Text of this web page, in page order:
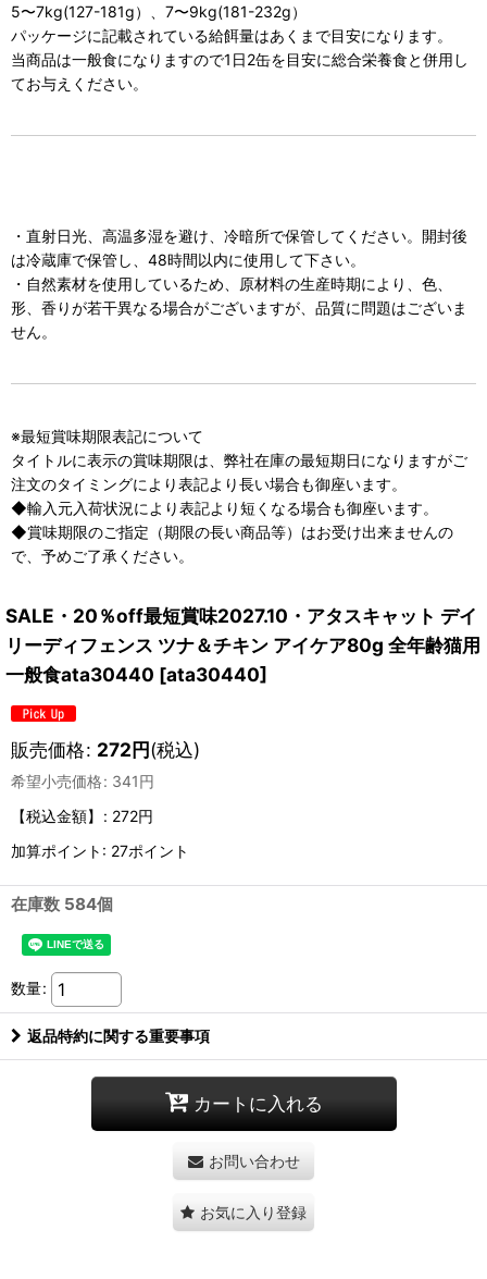
5〜7kg(127-181g）、7〜9kg(181-232g）
パッケージに記載されている給餌量はあくまで目安になります。
当商品は一般食になりますので1日2缶を目安に総合栄養食と併用し
てお与えください。
・直射日光、高温多湿を避け、冷暗所で保管してください。開封後
は冷蔵庫で保管し、48時間以内に使用して下さい。
・自然素材を使用しているため、原材料の生産時期により、色、
形、香りが若干異なる場合がございますが、品質に問題はございま
せん。
※最短賞味期限表記について
タイトルに表示の賞味期限は、弊社在庫の最短期日になりますがご
注文のタイミングにより表記より長い場合も御座います。
◆輸入元入荷状況により表記より短くなる場合も御座います。
◆賞味期限のご指定（期限の長い商品等）はお受け出来ませんの
で、予めご了承ください。
SALE・20％off最短賞味2027.10・アタスキャット デイ
リーディフェンス ツナ＆チキン アイケア80g 全年齢猫用
一般食ata30440 [ata30440]
販売価格: 272円(税込)
希望小売価格: 341円
【税込金額】
: 272円
加算ポイント: 27ポイント
在庫数 584個
数量:
返品特約に関する重要事項
カートに入れる
お問い合わせ
お気に入り登録